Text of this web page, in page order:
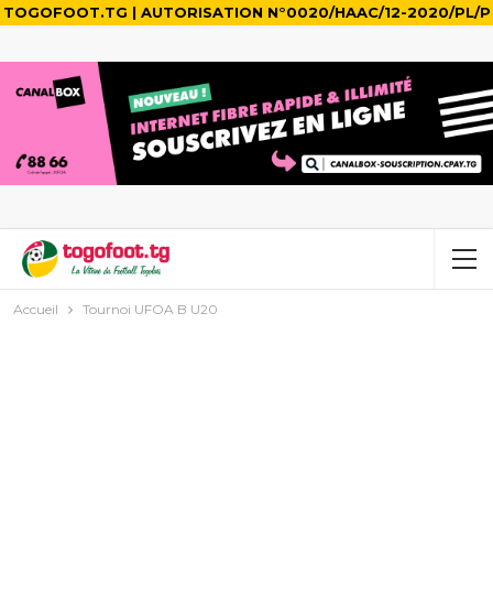
TOGOFOOT.TG | AUTORISATION N°0020/HAAC/12-2020/PL/P
Accueil Tournoi UFOA B U20